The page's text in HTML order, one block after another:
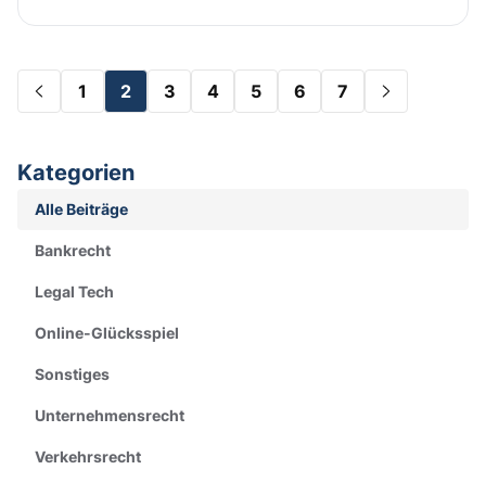
1 2 3 4 5 6 7
Kategorien
Alle Beiträge
Bankrecht
Legal Tech
Online-Glücksspiel
Sonstiges
Unternehmensrecht
Verkehrsrecht